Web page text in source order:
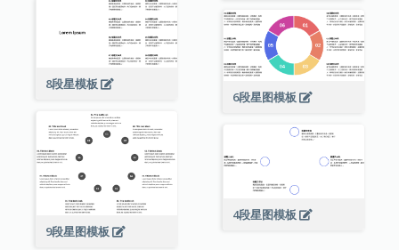
8段星模板
6段星图模板
9段星图模板
4段星图模板